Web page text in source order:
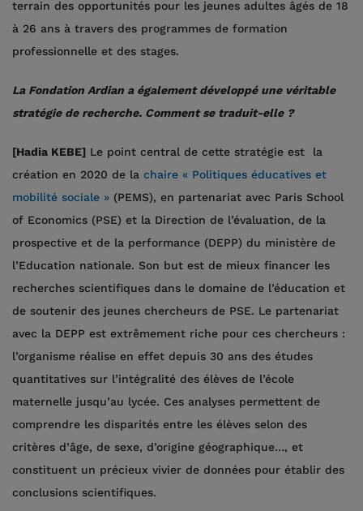
terrain des opportunités pour les jeunes adultes âgés de 18
à 26 ans à travers des programmes de formation
professionnelle et des stages.
La Fondation Ardian a également développé une véritable
stratégie de recherche. Comment se traduit-elle ?
[Hadia KEBE] Le point central de cette stratégie est la
création en 2020 de la chaire « Politiques éducatives et
mobilité sociale » (PEMS), en partenariat avec Paris School
of Economics (PSE) et la Direction de l’évaluation, de la
prospective et de la performance (DEPP) du ministère de
l’Education nationale. Son but est de mieux financer les
recherches scientifiques dans le domaine de l’éducation et
de soutenir des jeunes chercheurs de PSE. Le partenariat
avec la DEPP est extrêmement riche pour ces chercheurs :
l’organisme réalise en effet depuis 30 ans des études
quantitatives sur l’intégralité des élèves de l’école
maternelle jusqu’au lycée. Ces analyses permettent de
comprendre les disparités entre les élèves selon des
critères d’âge, de sexe, d’origine géographique…, et
constituent un précieux vivier de données pour établir des
conclusions scientifiques.